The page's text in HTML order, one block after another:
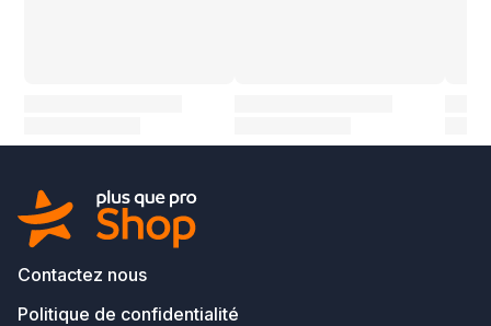
Contactez nous
Politique de confidentialité